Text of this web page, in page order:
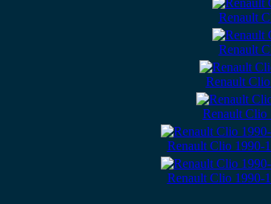
Renault
Renault
Renault Clio
Renault Clio
Renault Clio 1990-
Renault Clio 1990-